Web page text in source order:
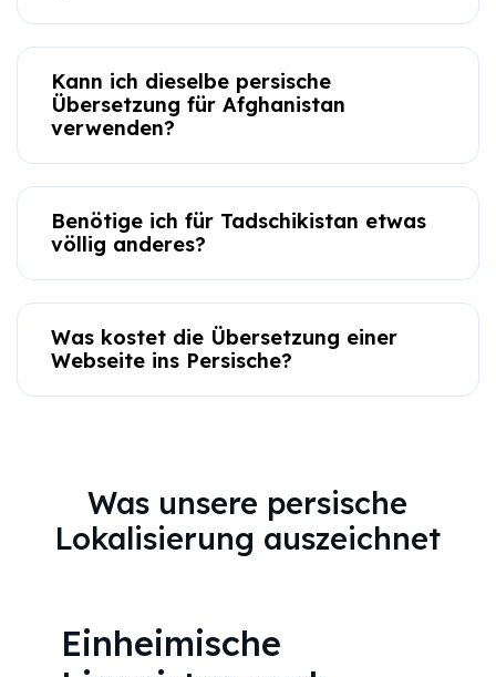
Kann ich dieselbe persische
Übersetzung für Afghanistan
verwenden?
Benötige ich für Tadschikistan etwas
völlig anderes?
Was kostet die Übersetzung einer
Webseite ins Persische?
Was unsere persische
Lokalisierung auszeichnet
Einheimische